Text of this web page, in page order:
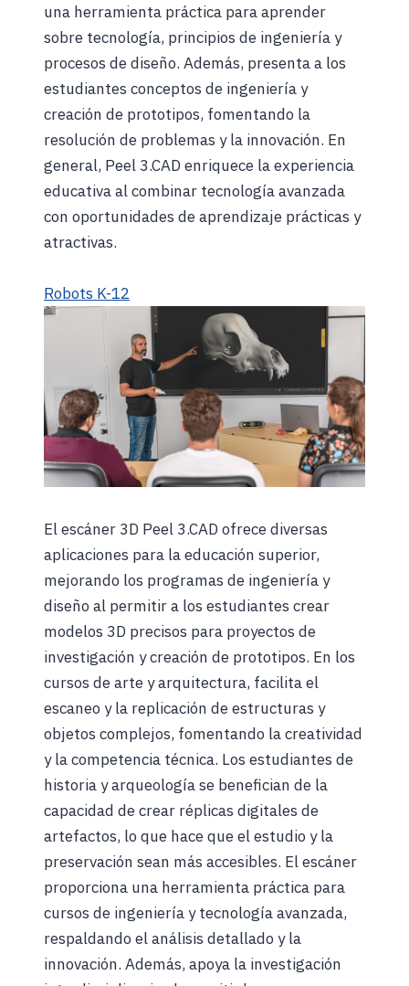
una herramienta práctica para aprender
sobre tecnología, principios de ingeniería y
procesos de diseño. Además, presenta a los
estudiantes conceptos de ingeniería y
creación de prototipos, fomentando la
resolución de problemas y la innovación. En
general, Peel 3.CAD enriquece la experiencia
educativa al combinar tecnología avanzada
con oportunidades de aprendizaje prácticas y
atractivas.
Robots K-12
El escáner 3D Peel 3.CAD ofrece diversas
aplicaciones para la educación superior,
mejorando los programas de ingeniería y
diseño al permitir a los estudiantes crear
modelos 3D precisos para proyectos de
investigación y creación de prototipos. En los
cursos de arte y arquitectura, facilita el
escaneo y la replicación de estructuras y
objetos complejos, fomentando la creatividad
y la competencia técnica. Los estudiantes de
historia y arqueología se benefician de la
capacidad de crear réplicas digitales de
artefactos, lo que hace que el estudio y la
preservación sean más accesibles. El escáner
proporciona una herramienta práctica para
cursos de ingeniería y tecnología avanzada,
respaldando el análisis detallado y la
innovación. Además, apoya la investigación